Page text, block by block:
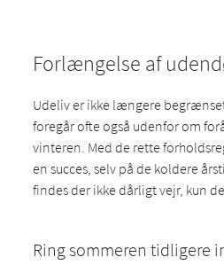
Forlængelse af
Udeliv er ikke længere
foregår ofte også udenfor om
vinteren. Med de rette
en succes, selv på de koldere
findes der ikke dårligt vejr, kun
Ring sommeren tidligere